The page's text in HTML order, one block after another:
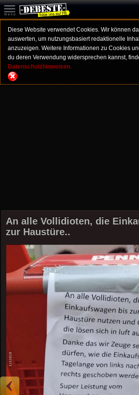
Diese Website verwendet Cookies. Wir können
auswerten, um nutzungsbasiert redaktionelle
anzuzeigen. Weitere Informationen zu Cookies
du deren Verwendung widersprechen kannst,
Datenschutzhinweisen.
An alle Vollidioten, die
zur Haustüre..